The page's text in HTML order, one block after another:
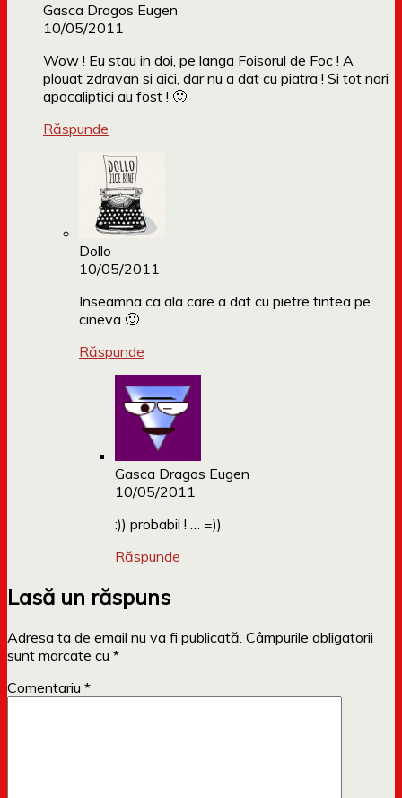
Gasca Dragos Eugen
10/05/2011
Wow ! Eu stau in doi, pe langa Foisorul de Foc ! A
plouat zdravan si aici, dar nu a dat cu piatra ! Si tot nori
apocaliptici au fost ! 🙂
Răspunde
Dollo
10/05/2011
Inseamna ca ala care a dat cu pietre tintea pe
cineva 🙂
Răspunde
Gasca Dragos Eugen
10/05/2011
:)) probabil ! … =))
Răspunde
Lasă un răspuns
Adresa ta de email nu va fi publicată. Câmpurile obligatorii
sunt marcate cu *
Comentariu *